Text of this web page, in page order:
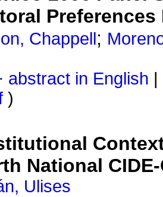
Chappell ;
· abstract in English
)
National
Ulises